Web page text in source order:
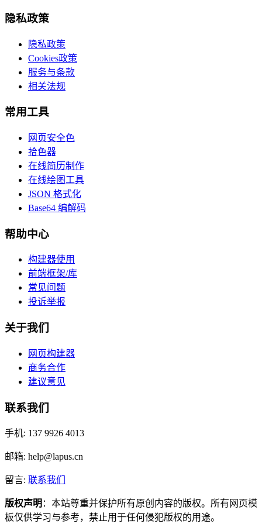
隐私政策
隐私政策
Cookies政策
服务与条款
相关法规
常用工具
网页安全色
拾色器
在线简历制作
在线绘图工具
JSON 格式化
Base64 编解码
帮助中心
构建器使用
前端框架/库
常见问题
投诉举报
关于我们
网页构建器
商务合作
建议意见
联系我们
手机: 137 9926 4013
邮箱: help@lapus.cn
留言: 联系我们
版权声明 ：本站尊重并保护所有原创内容的版权。所有网页模
板仅供学习与参考，禁止用于任何侵犯版权的用途。